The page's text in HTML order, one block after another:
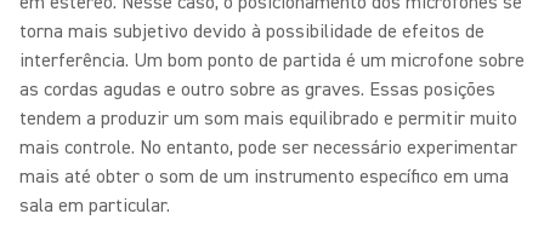
torna mais subjetivo devido à possibilidade de efeitos de
interferência. Um bom ponto de partida é um microfone sobre
as cordas agudas e outro sobre as graves. Essas posições
tendem a produzir um som mais equilibrado e permitir muito
mais controle. No entanto, pode ser necessário experimentar
mais até obter o som de um instrumento específico em uma
sala em particular.